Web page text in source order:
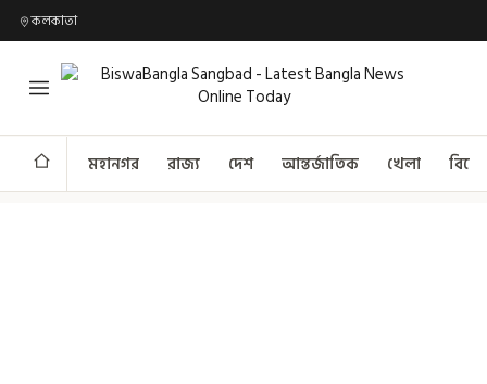
কলকাতা
মহানগর রাজ্য দেশ আন্তর্জাতিক খেলা